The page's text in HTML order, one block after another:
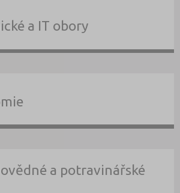
a IT obory
a potravinářské